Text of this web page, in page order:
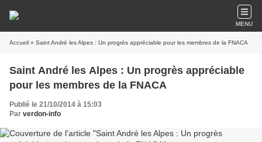
MENU
Accueil » Saint André les Alpes : Un progrès appréciable pour les membres de la FNACA
Saint André les Alpes : Un progrès appréciable
pour les membres de la FNACA
Publié le 21/10/2014 à 15:03
Par verdon-info